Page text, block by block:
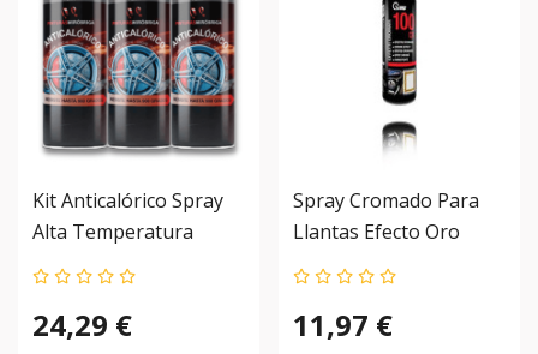
Kit Anticalórico Spray
Alta Temperatura
Mirobriga
24,29 €
Spray Cromado Para
Llantas Efecto Oro
11,97 €